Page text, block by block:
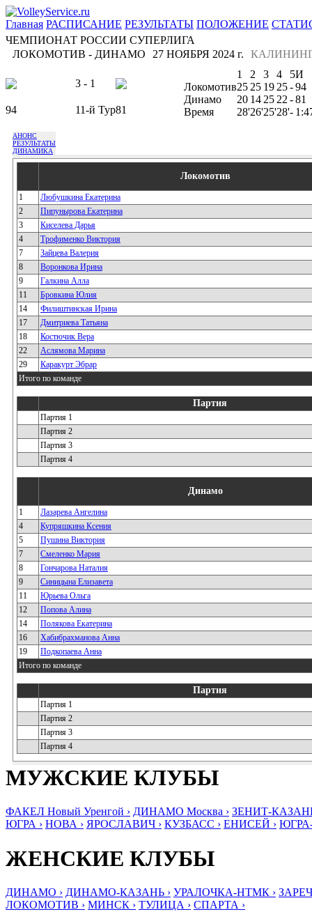
Главная РАСПИСАНИЕ РЕЗУЛЬТАТЫ ПОЛОЖЕНИЕ
ЧЕМПИОНАТ РОССИИ СУПЕРЛИГА
ЛОКОМОТИВ - ДИНАМО
27 НОЯБРЯ 2024 г.
3 - 1
94 11-й Тур81
1 2 3 4 5И
Локомотив25 25 19 25-94
Динамо
20 14 25 22 -81
Время
28'26'25'28'-
АНОНС
РЕЗУЛЬТАТЫ
ДИНАМИКА
Локомотив
1
Любушкина Екатерина
2
Пипунырова Екатерина
3
Киселева Дарья
4
Трофименко Виктория
7
Зайцева Валерия
8
Воронкова Ирина
9
Галкина Алла
11
Бровкина Юлия
14
Филиштинская Ирина
17
Дмитриева Татьяна
18
Костючик Вера
22
Аслямова Марина
29
Каракурт Эбрар
Итого по команде
Партия
Партия 1
Партия 2
Партия 3
Партия 4
Динамо
1
Лазарева Ангелина
4
Купряшкина Ксения
5
Пушина Виктория
7
Смеленко Мария
8
Гончарова Наталия
9
Синицына Елизавета
11
Юрьева Ольга
12
Попова Алина
14
Полякова Екатерина
16
Хабибрахманова Анна
19
Подкопаева Анна
Итого по команде
Партия
Партия 1
Партия 2
Партия 3
Партия 4
МУЖСКИЕ КЛУБЫ
ФАКЕЛ Новый Уренгой › ДИНАМО Москва › ЗЕНИТ-
ЮГРА › НОВА › ЯРОСЛАВИЧ › КУЗБАСС › ЕНИСЕЙ ›
ЖЕНСКИЕ КЛУБЫ
ДИНАМО › ДИНАМО-КАЗАНЬ › УРАЛОЧКА-НТМК ›
ЛОКОМОТИВ › МИНСК › ТУЛИЦА › СПАРТА ›